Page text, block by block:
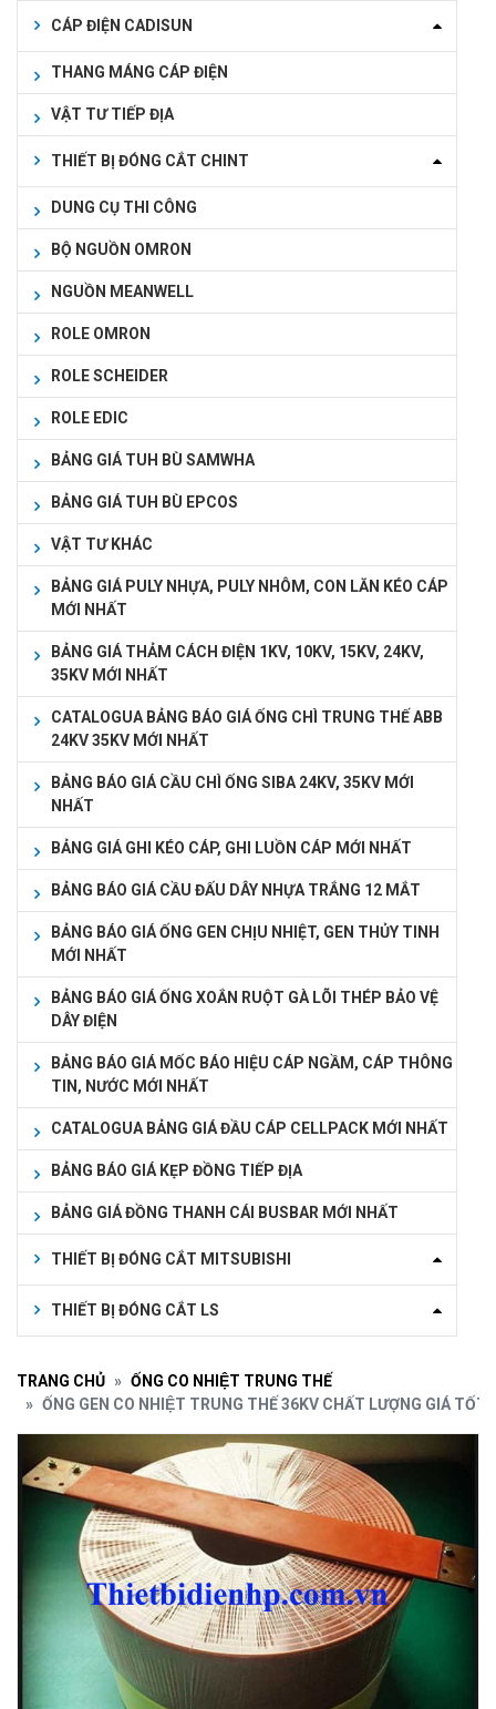
CÁP ĐIỆN CADISUN
THANG MÁNG CÁP ĐIỆN
VẬT TƯ TIẾP ĐỊA
THIẾT BỊ ĐÓNG CẮT CHINT
DUNG CỤ THI CÔNG
BỘ NGUỒN OMRON
NGUỒN MEANWELL
ROLE OMRON
ROLE SCHEIDER
ROLE EDIC
BẢNG GIÁ TUH BÙ SAMWHA
BẢNG GIÁ TUH BÙ EPCOS
VẬT TƯ KHÁC
BẢNG GIÁ PULY NHỰA, PULY NHÔM, CON LĂN KÉO CÁP
MỚI NHẤT
BẢNG GIÁ THẢM CÁCH ĐIỆN 1KV, 10KV, 15KV, 24KV,
35KV MỚI NHẤT
CATALOGUA BẢNG BÁO GIÁ ỐNG CHÌ TRUNG THẾ ABB
24KV 35KV MỚI NHẤT
BẢNG BÁO GIÁ CẦU CHÌ ỐNG SIBA 24KV, 35KV MỚI
NHẤT
BẢNG GIÁ GHI KÉO CÁP, GHI LUỒN CÁP MỚI NHẤT
BẢNG BÁO GIÁ CẦU ĐẤU DÂY NHỰA TRẮNG 12 MẮT
BẢNG BÁO GIÁ ỐNG GEN CHỊU NHIỆT, GEN THỦY TINH
MỚI NHẤT
BẢNG BÁO GIÁ ỐNG XOẮN RUỘT GÀ LÕI THÉP BẢO VỆ
DÂY ĐIỆN
BẢNG BÁO GIÁ MỐC BÁO HIỆU CÁP NGẦM, CÁP THÔNG
TIN, NƯỚC MỚI NHẤT
CATALOGUA BẢNG GIÁ ĐẦU CÁP CELLPACK MỚI NHẤT
BẢNG BÁO GIÁ KẸP ĐỒNG TIẾP ĐỊA
BẢNG GIÁ ĐỒNG THANH CÁI BUSBAR MỚI NHẤT
THIẾT BỊ ĐÓNG CẮT MITSUBISHI
THIẾT BỊ ĐÓNG CẮT LS
TRANG CHỦ
ỐNG CO NHIỆT TRUNG THẾ
ỐNG GEN CO NHIỆT TRUNG THẾ 36KV CHẤT LƯỢNG GIÁ TỐT